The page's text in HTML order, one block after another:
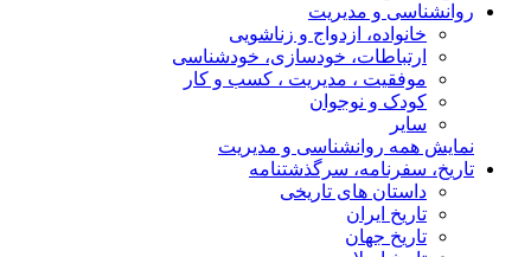
روانشناسی و مدیریت
خانواده، ازدواج و زناشویی
ارتباطات، خودسازی، خودشناسی
موفقیت ، مدیریت ، کسب و کار
کودک و نوجوان
سایر
نمایش همه روانشناسی و مدیریت
تاریخ، سفرنامه، سرگذشتنامه
داستان های تاریخی
تاریخ ایران
تاریخ جهان